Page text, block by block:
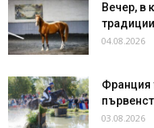
Вечер, в
04.08.2026
Франция
03.08.2026